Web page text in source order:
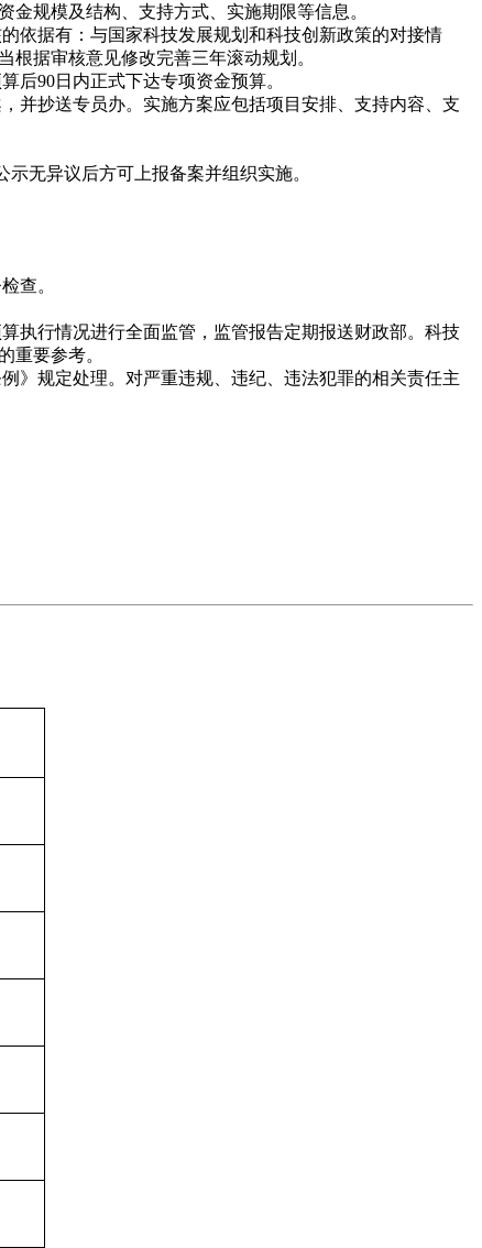
规模及结构、支持方式、实施期限等信息。
依据有：与国家科技发展规划和科技创新政策的对接情
据审核意见修改完善三年滚动规划。
后90日内正式下达专项资金预算。
并抄送专员办。实施方案应包括项目安排、支持内容、支
无异议后方可上报备案并组织实施。
查。
执行情况进行全面监管，监管报告定期报送财政部。科技
重要参考。
》规定处理。对严重违规、违纪、违法犯罪的相关责任主